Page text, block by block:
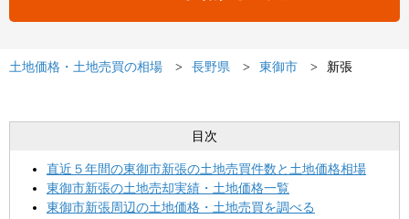
土地価格・土地売買の相場 長野県 東御市 新張
目次
直近５年間の東御市新張の土地売買件数と土地価格相場
東御市新張の土地売却実績・土地価格一覧
東御市新張周辺の土地価格・土地売買を調べる